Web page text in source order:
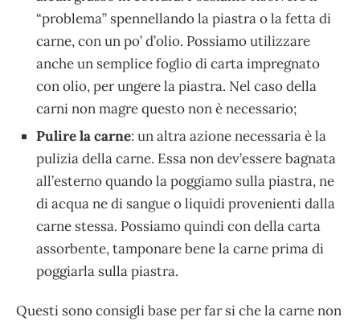
“problema” spennellando la piastra o la fetta di
carne, con un po’ d’olio. Possiamo utilizzare
anche un semplice foglio di carta impregnato
con olio, per ungere la piastra. Nel caso della
carni non magre questo non è necessario;
Pulire la carne: un altra azione necessaria è la
pulizia della carne. Essa non dev’essere bagnata
all’esterno quando la poggiamo sulla piastra, ne
di acqua ne di sangue o liquidi provenienti dalla
carne stessa. Possiamo quindi con della carta
assorbente, tamponare bene la carne prima di
poggiarla sulla piastra.
Questi sono consigli base per far si che la carne non